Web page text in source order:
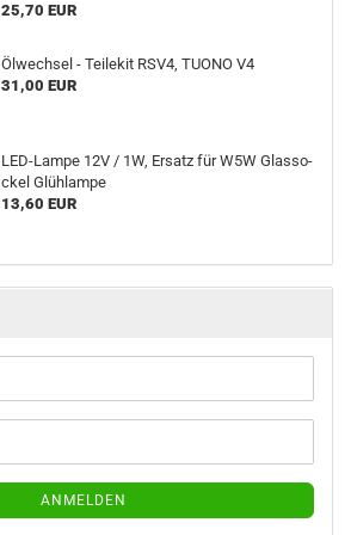
25,70 EUR
Öl­wech­sel - Tei­le­kit RSV4, TUONO V4
31,00 EUR
LED-​Lampe 12V / 1W, Er­satz für W5W Glas­so­
ckel Glüh­lam­pe
13,60 EUR
ANMELDEN